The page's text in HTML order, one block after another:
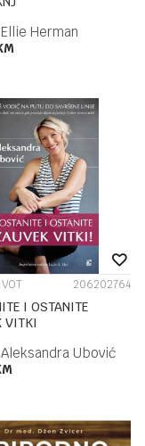
Ellie Herman
206202764
I OSTANITE
VITKI
Aleksandra Ubović